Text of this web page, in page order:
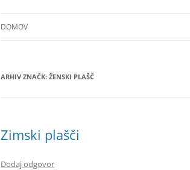
DOMOV
ARHIV ZNAČK: ŽENSKI PLAŠČ
Zimski plašči
Dodaj odgovor